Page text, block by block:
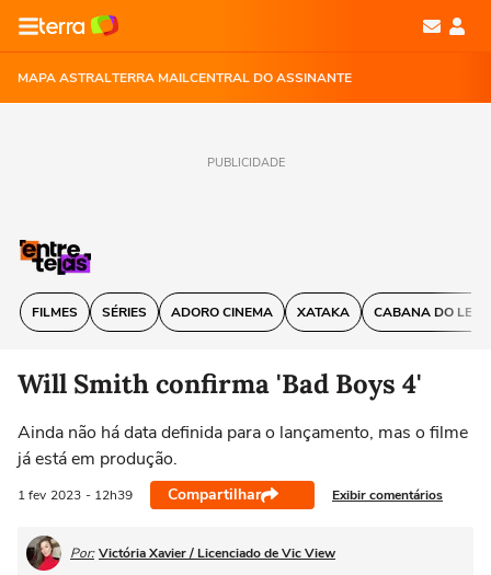
MAPA ASTRALTERRA MAILCENTRAL DO ASSINANTE
PUBLICIDADE
FILMES SÉRIES ADORO CINEMA XATAKA CABANA DO
Will Smith confirma 'Bad Boys 4'
Ainda não há data definida para o lançamento, mas o filme
já está em produção.
1 fev 2023 - 12h39 Compartilhar Exibir comentários
Por: Victória Xavier / Licenciado de Vic View